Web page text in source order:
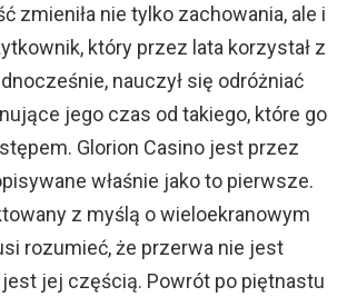
zmieniła nie tylko zachowania, ale i
który przez lata korzystał z
nauczył się odróżniać
jego czas od takiego, które go
Glorion Casino jest przez
właśnie jako to pierwsze.
z myślą o wieloekranowym
rozumieć, że przerwa nie jest
jej częścią. Powrót po piętnastu